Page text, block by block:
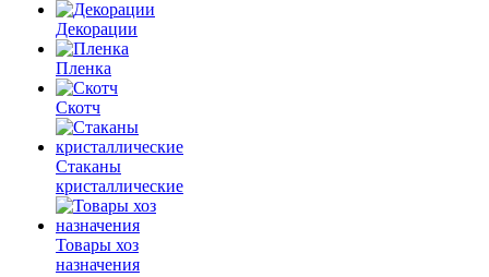
Декорации
Пленка
Скотч
Стаканы
кристаллические
Товары хоз
назначения